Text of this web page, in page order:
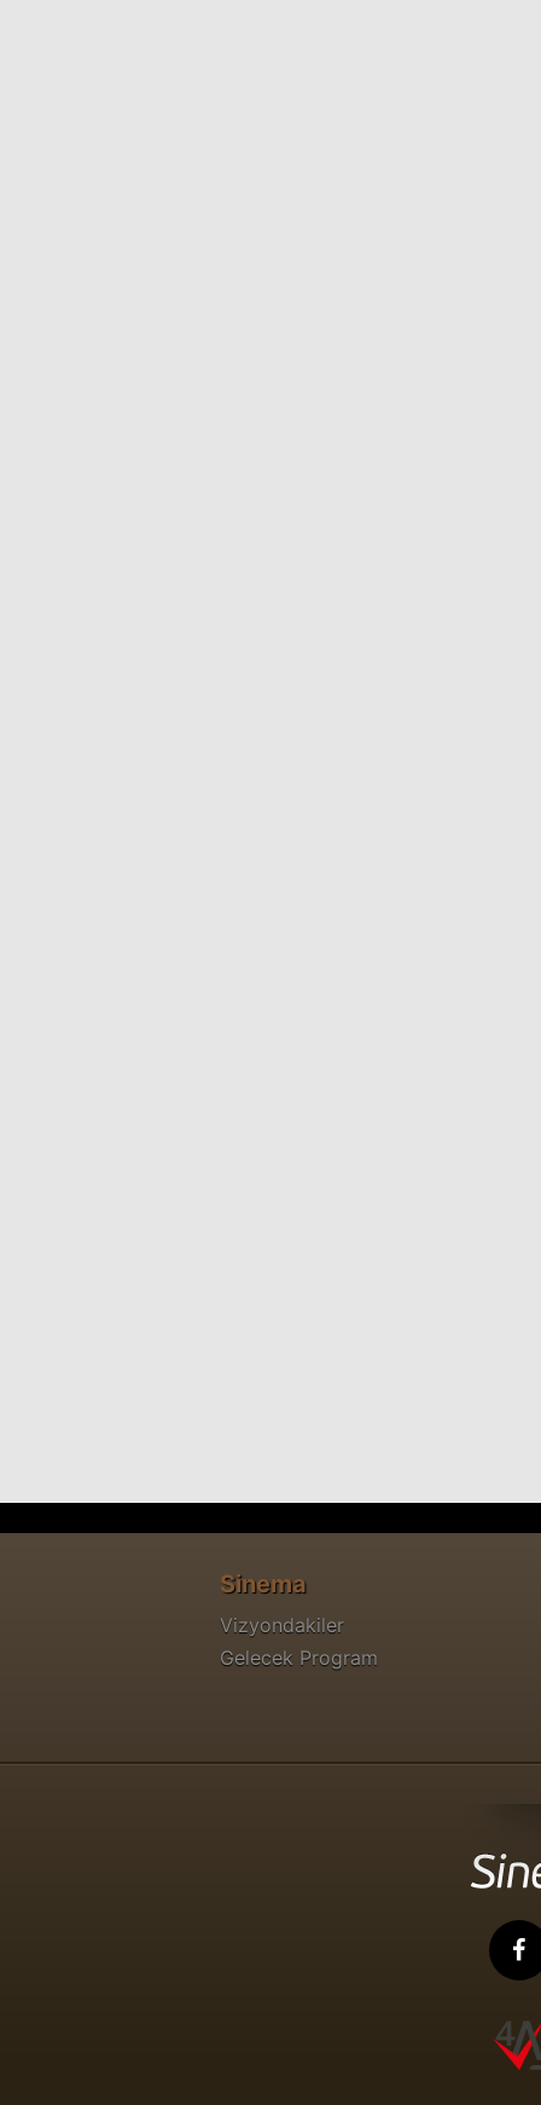
Sinema
Vizyondakiler
Gelecek Program